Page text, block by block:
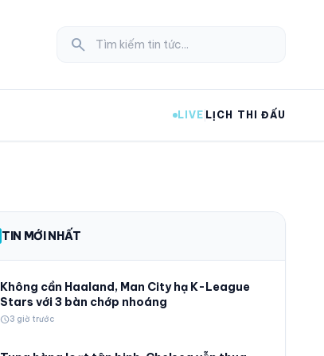
search
LIVE LỊCH THI ĐẤU
TIN MỚI NHẤT
Không cần Haaland, Man City hạ K-League
Stars với 3 bàn chớp nhoáng
schedule3 giờ trước